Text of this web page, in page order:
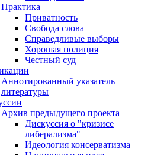
Практика
Приватность
Свобода слова
Справедливые выборы
Хорошая полиция
Честный суд
Аннотированный указатель
литературы
Архив предыдущего проекта
Дискуссия о "кризисе
либерализма"
Идеология консерватизма